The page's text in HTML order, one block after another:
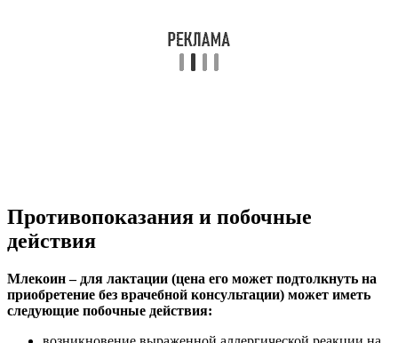
Противопоказания и побочные
действия
Млекоин – для лактации (цена его может подтолкнуть на
приобретение без врачебной консультации) может иметь
следующие побочные действия: